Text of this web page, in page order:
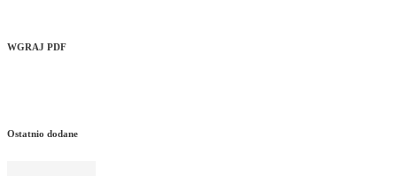
WGRAJ PDF
Ostatnio dodane